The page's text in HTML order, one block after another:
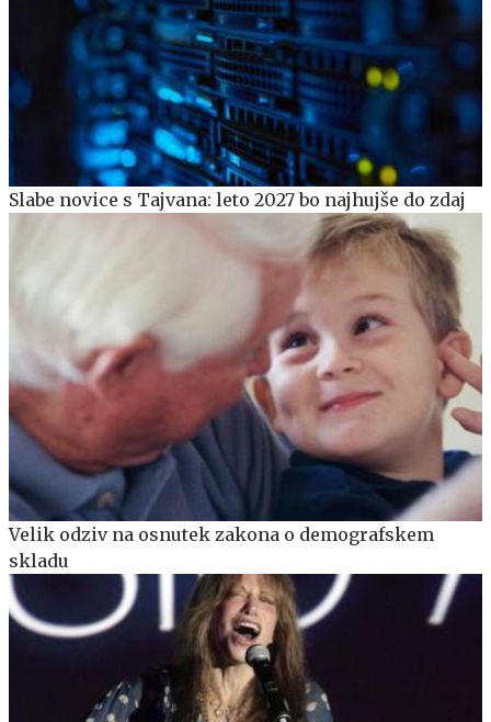
Slabe novice s Tajvana: leto 2027 bo najhujše do zdaj
Velik odziv na osnutek zakona o demografskem
skladu